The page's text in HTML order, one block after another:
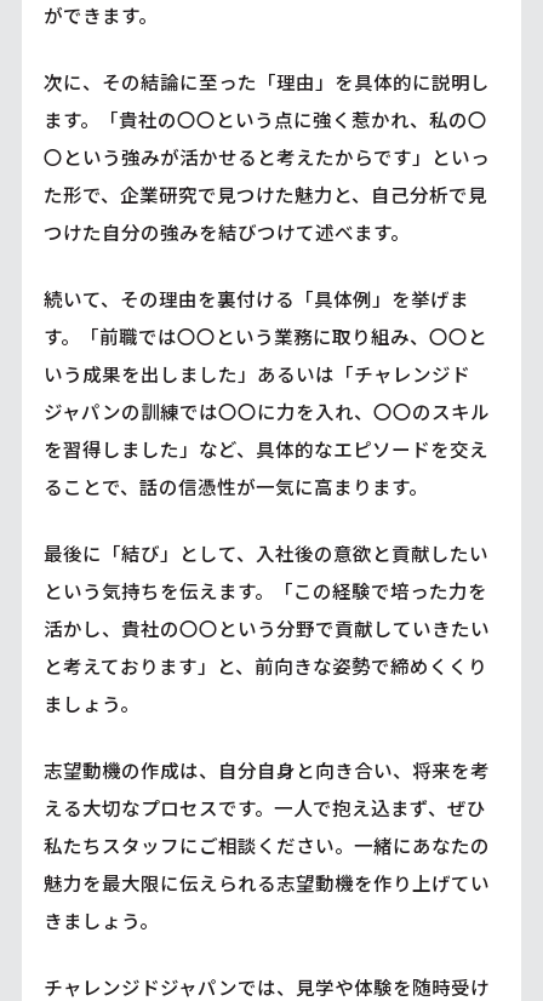
ができます。
次に、その結論に至った「理由」を具体的に説明し
ます。「貴社の〇〇という点に強く惹かれ、私の〇
〇という強みが活かせると考えたからです」といっ
た形で、企業研究で見つけた魅力と、自己分析で見
つけた自分の強みを結びつけて述べます。
続いて、その理由を裏付ける「具体例」を挙げま
す。「前職では〇〇という業務に取り組み、〇〇と
いう成果を出しました」あるいは「チャレンジド
ジャパンの訓練では〇〇に力を入れ、〇〇のスキル
を習得しました」など、具体的なエピソードを交え
ることで、話の信憑性が一気に高まります。
最後に「結び」として、入社後の意欲と貢献したい
という気持ちを伝えます。「この経験で培った力を
活かし、貴社の〇〇という分野で貢献していきたい
と考えております」と、前向きな姿勢で締めくくり
ましょう。
志望動機の作成は、自分自身と向き合い、将来を考
える大切なプロセスです。一人で抱え込まず、ぜひ
私たちスタッフにご相談ください。一緒にあなたの
魅力を最大限に伝えられる志望動機を作り上げてい
きましょう。
チャレンジドジャパンでは、見学や体験を随時受け